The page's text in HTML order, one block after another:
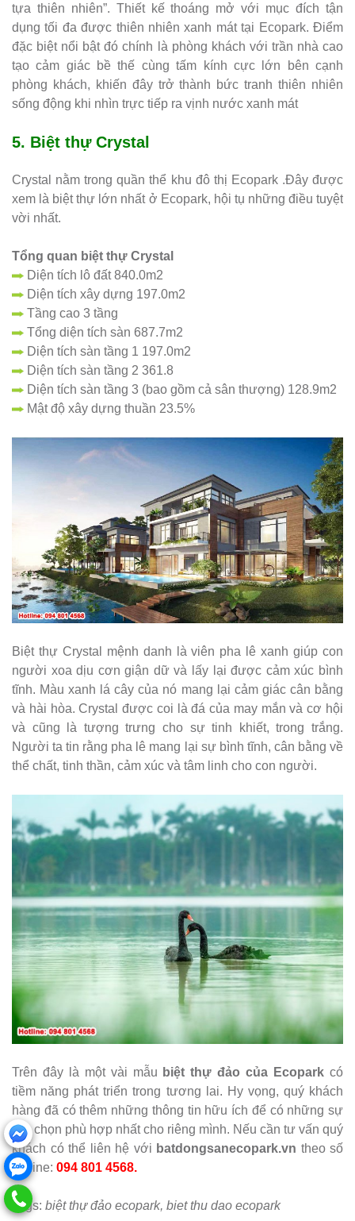
tựa thiên nhiên”. Thiết kế thoáng mở với mục đích tận
dụng tối đa được thiên nhiên xanh mát tại Ecopark. Điểm
đặc biệt nổi bật đó chính là phòng khách với trần nhà cao
tạo cảm giác bề thế cùng tấm kính cực lớn bên cạnh
phòng khách, khiến đây trở thành bức tranh thiên nhiên
sống động khi nhìn trực tiếp ra vịnh nước xanh mát
5. Biệt thự Crystal
Crystal nằm trong quần thể khu đô thị Ecopark .Đây được
xem là biệt thự lớn nhất ở Ecopark, hội tụ những điều tuyệt
vời nhất.
Tổng quan biệt thự Crystal
Diện tích lô đất 840.0m2
Diện tích xây dựng 197.0m2
Tầng cao 3 tầng
Tổng diện tích sàn 687.7m2
Diện tích sàn tầng 1 197.0m2
Diện tích sàn tầng 2 361.8
Diện tích sàn tầng 3 (bao gồm cả sân thượng) 128.9m2
Mật độ xây dựng thuần 23.5%
Biệt thự Crystal mệnh danh là viên pha lê xanh giúp con
người xoa dịu cơn giận dữ và lấy lại được cảm xúc bình
tĩnh. Màu xanh lá cây của nó mang lại cảm giác cân bằng
và hài hòa. Crystal được coi là đá của may mắn và cơ hội
và cũng là tượng trưng cho sự tinh khiết, trong trắng.
Người ta tin rằng pha lê mang lại sự bình tĩnh, cân bằng về
thể chất, tinh thần, cảm xúc và tâm linh cho con người.
Trên đây là một vài mẫu biệt thự đảo của Ecopark có
tiềm năng phát triển trong tương lai. Hy vọng, quý khách
hàng đã có thêm những thông tin hữu ích để có những sự
lựa chọn phù hợp nhất cho riêng mình. Nếu cần tư vấn quý
khách có thể liên hệ với batdongsanecopark.vn theo số
hotline: 094 801 4568.
Tags: biệt thự đảo ecopark, biet thu dao ecopark